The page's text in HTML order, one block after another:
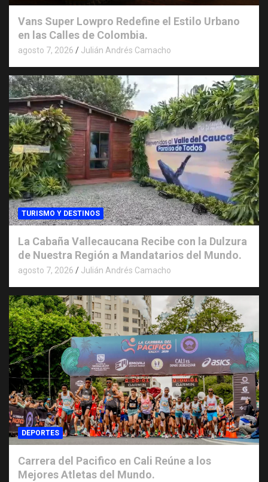
Vans Super Lowpro Redefine el Estilo Urbano
en las Calles de Colombia.
agosto 7, 2026 Julián Andrés Camacho
TURISMO Y DESTINOS
La Cabaña Vallecaucana Recibe con la Dulzura
de Nuestra Región a Mandatarios del Mundo.
agosto 7, 2026 Julián Andrés Camacho
DEPORTES
Carrera del Pacifico en Cali Reúne a los
Mejores Atletas del Mundo.